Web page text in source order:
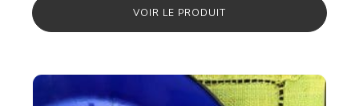
VOIR LE PRODUIT